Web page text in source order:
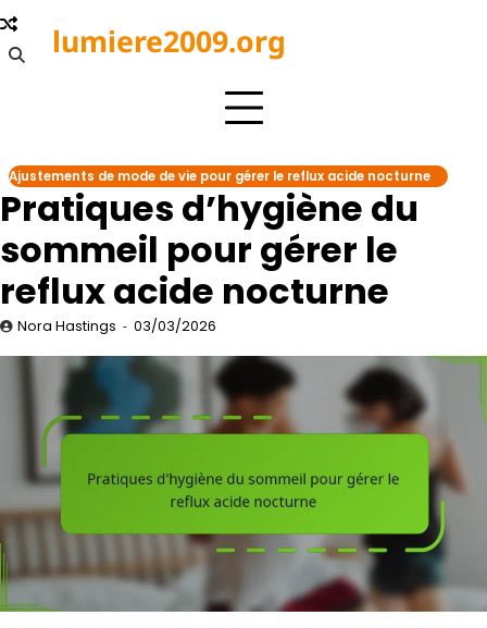
Skip
to
content
lumiere2009.org
Ajustements de mode de vie pour gérer le reflux acide nocturne
Pratiques d’hygiène du
sommeil pour gérer le
reflux acide nocturne
Nora Hastings 03/03/2026